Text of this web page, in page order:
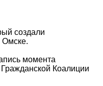
создали
Омске.
момента
Коалиции